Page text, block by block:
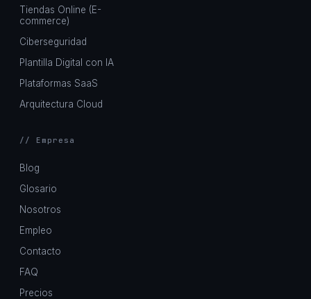
Tiendas Online (E-
commerce)
Ciberseguridad
Plantilla Digital con IA
Plataformas SaaS
Arquitectura Cloud
// Empresa
Blog
Glosario
Nosotros
Empleo
Contacto
FAQ
Precios